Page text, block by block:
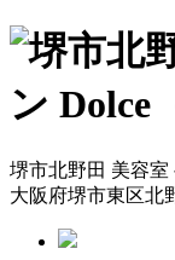
堺市北野田 美容室
大阪府堺市東区北